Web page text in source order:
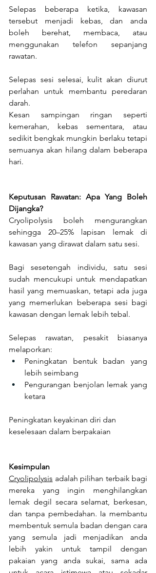
Selepas beberapa ketika, kawasan
tersebut menjadi kebas, dan anda
boleh berehat, membaca, atau
menggunakan telefon sepanjang
rawatan.
Selepas sesi selesai, kulit akan diurut
perlahan untuk membantu peredaran
darah.
Kesan sampingan ringan seperti
kemerahan, kebas sementara, atau
sedikit bengkak mungkin berlaku tetapi
semuanya akan hilang dalam beberapa
hari.
Keputusan Rawatan: Apa Yang Boleh
Dijangka?
Cryolipolysis boleh mengurangkan
sehingga 20–25% lapisan lemak di
kawasan yang dirawat dalam satu sesi.
Bagi sesetengah individu, satu sesi
sudah mencukupi untuk mendapatkan
hasil yang memuaskan, tetapi ada juga
yang memerlukan beberapa sesi bagi
kawasan dengan lemak lebih tebal.
Selepas rawatan, pesakit biasanya
melaporkan:
Peningkatan bentuk badan yang
lebih seimbang
Pengurangan benjolan lemak yang
ketara
Peningkatan keyakinan diri dan
keselesaan dalam berpakaian
Kesimpulan
Cryolipolysis adalah pilihan terbaik bagi
mereka yang ingin menghilangkan
lemak degil secara selamat, berkesan,
dan tanpa pembedahan. Ia membantu
membentuk semula badan dengan cara
yang semula jadi menjadikan anda
lebih yakin untuk tampil dengan
pakaian yang anda sukai, sama ada